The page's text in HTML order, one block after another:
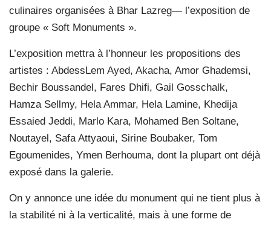
culinaires organisées à Bhar Lazreg— l’exposition de
groupe « Soft Monuments ».
L’exposition mettra à l’honneur les propositions des
artistes : AbdessLem Ayed, Akacha, Amor Ghademsi,
Bechir Boussandel, Fares Dhifi, Gail Gosschalk,
Hamza Sellmy, Hela Ammar, Hela Lamine, Khedija
Essaied Jeddi, Marlo Kara, Mohamed Ben Soltane,
Noutayel, Safa Attyaoui, Sirine Boubaker, Tom
Egoumenides, Ymen Berhouma, dont la plupart ont déjà
exposé dans la galerie.
On y annonce une idée du monument qui ne tient plus à
la stabilité ni à la verticalité, mais à une forme de